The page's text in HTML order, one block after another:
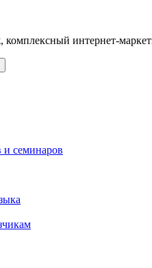
интернет-
семинаров